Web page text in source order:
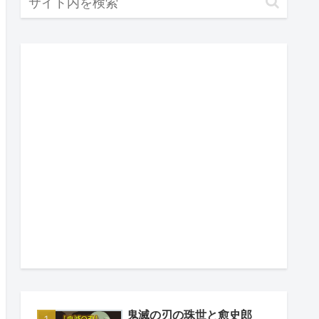
鬼滅の刃の珠世と愈史郎